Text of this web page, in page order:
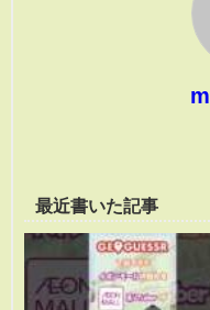
最近書いた記事